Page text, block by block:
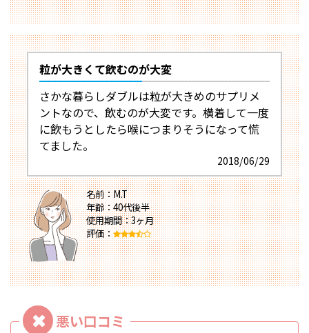
粒が大きくて飲むのが大変
さかな暮らしダブルは粒が大きめのサプリメ
ントなので、飲むのが大変です。横着して一度
に飲もうとしたら喉につまりそうになって慌
てました。
2018/06/29
名前：M.T
年齢：40代後半
使用期間：3ヶ月
評価：